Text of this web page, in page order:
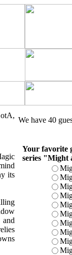
its
and
We have 40
Your favorite
series "Might